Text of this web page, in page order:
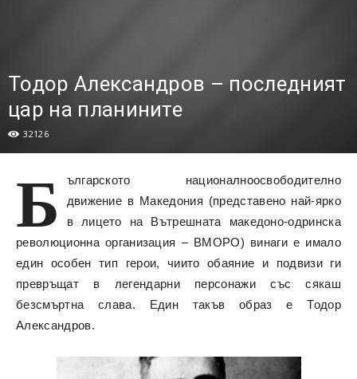
Тодор Александров – последният
цар на планините
32126
Б
ългарското националноосвободително
движение в Македония (представено най-ярко
в лицето на Вътрешната македоно-одринска
революционна организация – ВМОРО) винаги е имало
един особен тип герои, чиито обаяние и подвизи ги
превръщат в легендарни персонажи със сякаш
безсмъртна слава. Един такъв образ е Тодор
Александров.